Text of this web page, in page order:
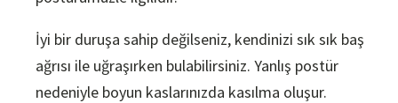
İyi bir duruşa sahip değilseniz, kendinizi sık sık baş
ağrısı ile uğraşırken bulabilirsiniz. Yanlış postür
nedeniyle boyun kaslarınızda kasılma oluşur.